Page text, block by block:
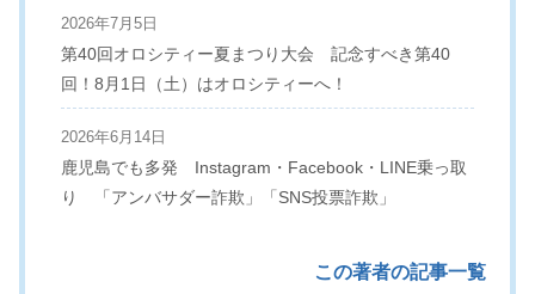
2026年7月5日
第40回オロシティー夏まつり大会 記念すべき第40
回！8月1日（土）はオロシティーへ！
2026年6月14日
鹿児島でも多発 Instagram・Facebook・LINE乗っ取
り 「アンバサダー詐欺」「SNS投票詐欺」
この著者の記事一覧